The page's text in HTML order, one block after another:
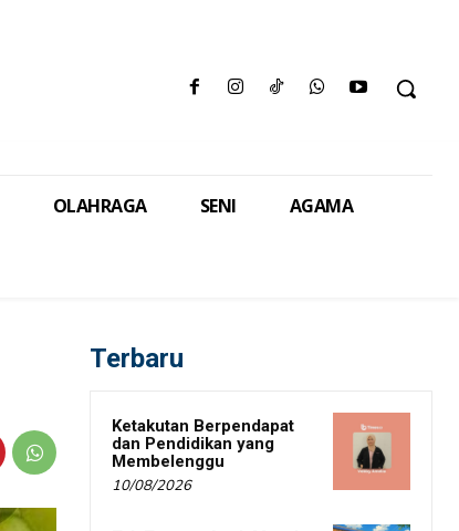
OLAHRAGA SENI AGAMA
Terbaru
Ketakutan Berpendapat
dan Pendidikan yang
Membelenggu
10/08/2026